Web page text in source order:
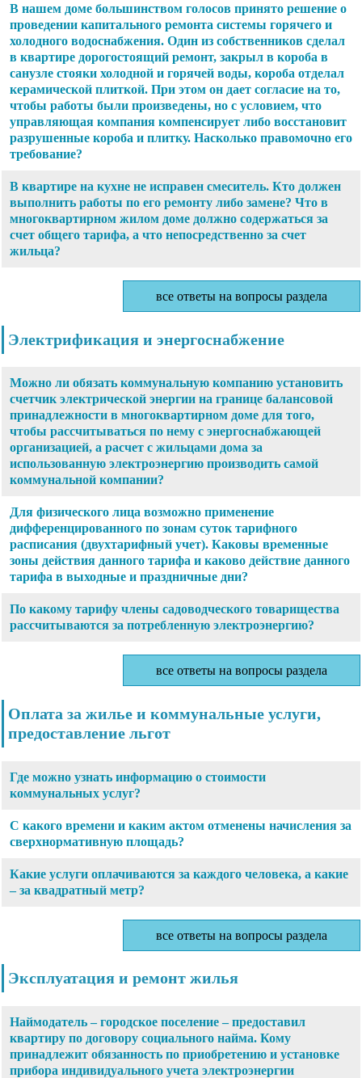
В нашем доме большинством голосов принято решение о
проведении капитального ремонта системы горячего и
холодного водоснабжения. Один из собственников сделал
в квартире дорогостоящий ремонт, закрыл в короба в
санузле стояки холодной и горячей воды, короба отделал
керамической плиткой. При этом он дает согласие на то,
чтобы работы были произведены, но с условием, что
управляющая компания компенсирует либо восстановит
разрушенные короба и плитку. Насколько правомочно его
требование?
В квартире на кухне не исправен смеситель. Кто должен
выполнить работы по его ремонту либо замене? Что в
многоквартирном жилом доме должно содержаться за
счет общего тарифа, а что непосредственно за счет
жильца?
все ответы на вопросы раздела
Электрификация и энергоснабжение
Можно ли обязать коммунальную компанию установить
счетчик электрической энергии на границе балансовой
принадлежности в многоквартирном доме для того,
чтобы рассчитываться по нему с энергоснабжающей
организацией, а расчет с жильцами дома за
использованную электроэнергию производить самой
коммунальной компании?
Для физического лица возможно применение
дифференцированного по зонам суток тарифного
расписания (двухтарифный учет). Каковы временные
зоны действия данного тарифа и каково действие данного
тарифа в выходные и праздничные дни?
По какому тарифу члены садоводческого товарищества
рассчитываются за потребленную электроэнергию?
все ответы на вопросы раздела
Оплата за жилье и коммунальные услуги,
предоставление льгот
Где можно узнать информацию о стоимости
коммунальных услуг?
С какого времени и каким актом отменены начисления за
сверхнормативную площадь?
Какие услуги оплачиваются за каждого человека, а какие
– за квадратный метр?
все ответы на вопросы раздела
Эксплуатация и ремонт жилья
Наймодатель – городское поселение – предоставил
квартиру по договору социального найма. Кому
принадлежит обязанность по приобретению и установке
прибора индивидуального учета электроэнергии